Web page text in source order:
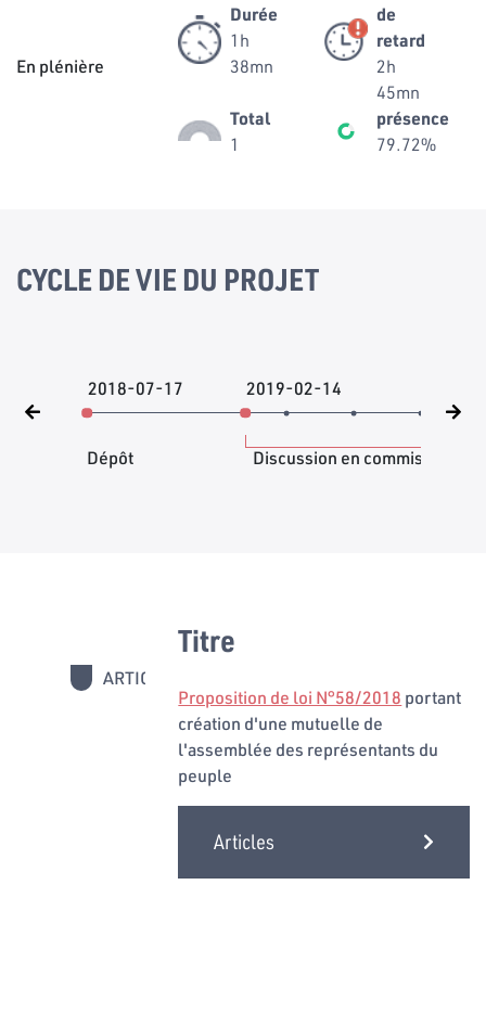
En plénière
Durée
1h
38mn
de
retard
2h
45mn
Total
1
présence
79.72%
CYCLE DE VIE DU PROJET
2018-07-17
Dépôt
2019-02-14
Discussion en commission
ARTICLES
Titre
Proposition de loi N°58/2018 portant
création d'une mutuelle de
l'assemblée des représentants du
peuple
Articles